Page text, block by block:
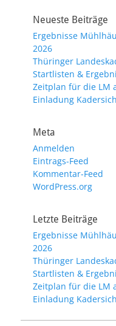
Neueste Beiträge
Ergebnisse
2026
Thüringer
Startlisten &
Zeitplan für die LM
Einladung
Meta
Anmelden
Eintrags-Feed
Kommentar-Feed
WordPress.org
Letzte Beiträge
Ergebnisse
2026
Thüringer
Startlisten &
Zeitplan für die LM
Einladung